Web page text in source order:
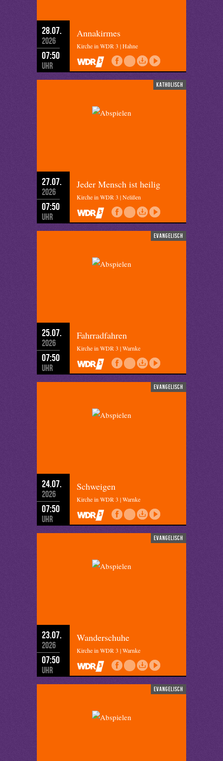
28.07.
2026
07:50
Uhr
Annakirmes
Kirche in WDR 3 | Hahne
katholisch
27.07.
2026
07:50
Uhr
Jeder Mensch ist heilig
Kirche in WDR 3 | Nelißen
evangelisch
25.07.
2026
07:50
Uhr
Fahrradfahren
Kirche in WDR 3 | Warnke
evangelisch
24.07.
2026
07:50
Uhr
Schweigen
Kirche in WDR 3 | Warnke
evangelisch
23.07.
2026
07:50
Uhr
Wanderschuhe
Kirche in WDR 3 | Warnke
evangelisch